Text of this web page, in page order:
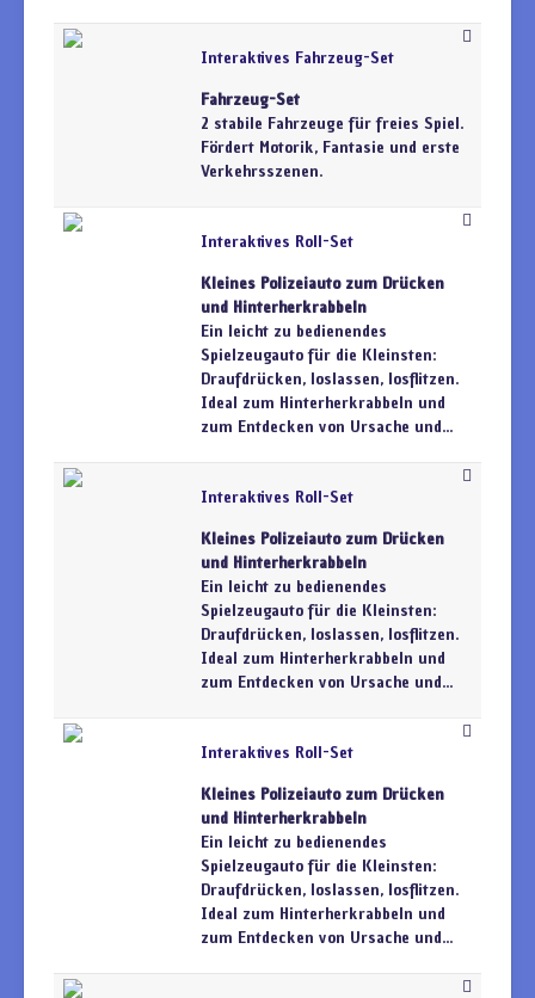
Interaktives Fahrzeug-Set
Fahrzeug-Set
2 stabile Fahrzeuge für freies Spiel.
Fördert Motorik, Fantasie und erste
Verkehrsszenen.
Interaktives Roll-Set
Kleines Polizeiauto zum Drücken
und Hinterherkrabbeln
Ein leicht zu bedienendes
Spielzeugauto für die Kleinsten:
Draufdrücken, loslassen, losflitzen.
Ideal zum Hinterherkrabbeln und
zum Entdecken von Ursache und...
Interaktives Roll-Set
Kleines Polizeiauto zum Drücken
und Hinterherkrabbeln
Ein leicht zu bedienendes
Spielzeugauto für die Kleinsten:
Draufdrücken, loslassen, losflitzen.
Ideal zum Hinterherkrabbeln und
zum Entdecken von Ursache und...
Interaktives Roll-Set
Kleines Polizeiauto zum Drücken
und Hinterherkrabbeln
Ein leicht zu bedienendes
Spielzeugauto für die Kleinsten:
Draufdrücken, loslassen, losflitzen.
Ideal zum Hinterherkrabbeln und
zum Entdecken von Ursache und...